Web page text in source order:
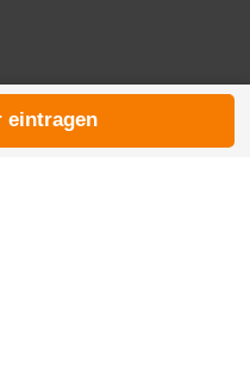
© 2026 die-kfzgutachter.de
eintragen